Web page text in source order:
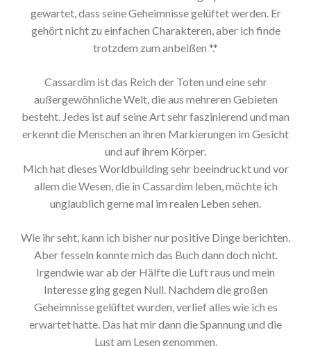
gewartet, dass seine Geheimnisse gelüftet werden. Er
gehört nicht zu einfachen Charakteren, aber ich finde
trotzdem zum anbeißen *.*
Cassardim ist das Reich der Toten und eine sehr
außergewöhnliche Welt, die aus mehreren Gebieten
besteht. Jedes ist auf seine Art sehr faszinierend und man
erkennt die Menschen an ihren Markierungen im Gesicht
und auf ihrem Körper.
Mich hat dieses Worldbuilding sehr beeindruckt und vor
allem die Wesen, die in Cassardim leben, möchte ich
unglaublich gerne mal im realen Leben sehen.
Wie ihr seht, kann ich bisher nur positive Dinge berichten.
Aber fesseln konnte mich das Buch dann doch nicht.
Irgendwie war ab der Hälfte die Luft raus und mein
Interesse ging gegen Null. Nachdem die großen
Geheimnisse gelüftet wurden, verlief alles wie ich es
erwartet hatte. Das hat mir dann die Spannung und die
Lust am Lesen genommen.